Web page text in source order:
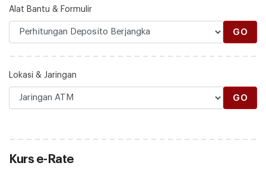
Alat Bantu & Formulir
GO
Lokasi & Jaringan
GO
Kurs e-Rate